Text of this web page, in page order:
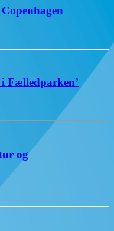
Fælledparken’
og